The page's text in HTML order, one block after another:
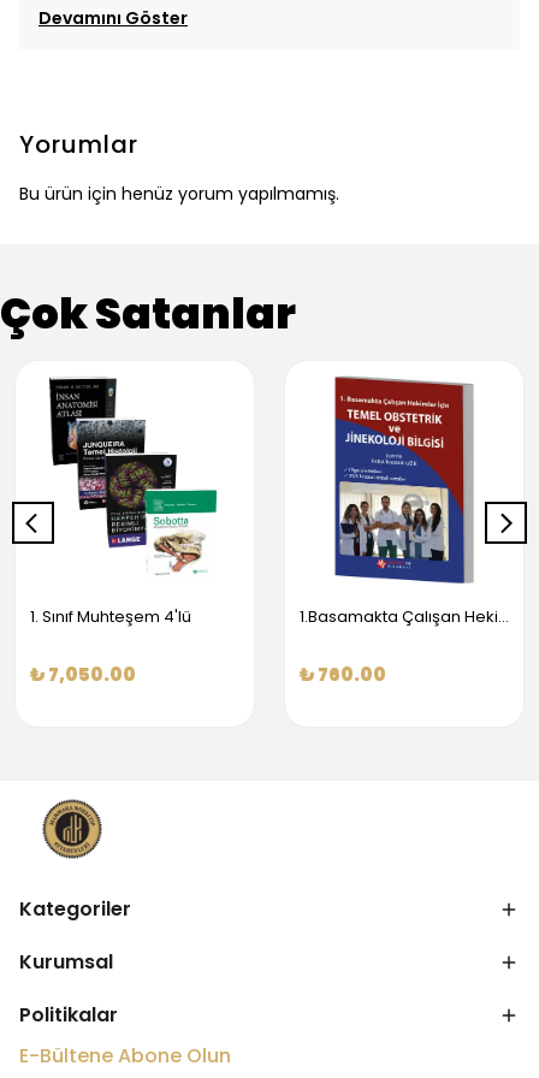
Devamını Göster
Yorumlar
Bu ürün için henüz yorum yapılmamış.
Çok Satanlar
1. Sınıf Muhteşem 4'lü
₺ 7,050.00
1.Basamakta Çalışan Hekimler İçin Temel Obstetrik Ve Jinekoloji Bilgisi
₺ 760.00
Kategoriler
Kurumsal
Politikalar
E-Bültene Abone Olun